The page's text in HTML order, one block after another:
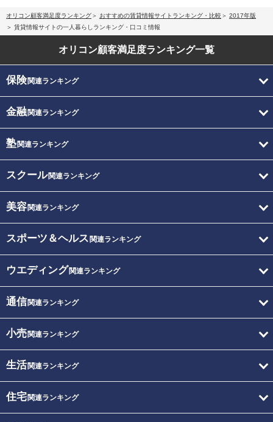
オリコン顧客満足度ランキング おすすめの賃貸情報サイトランキング・比較
2017年版
賃貸情報サイトの一人暮らしランキング・口コミ情報
オリコン顧客満足度ランキング一覧
保険関連ランキング
金融関連ランキング
塾関連ランキング
スクール関連ランキング
美容関連ランキング
スポーツ＆ヘルス 関連ランキング
ウエディング関連ランキング
通信関連ランキング
小売関連ランキング
生活関連ランキング
住宅関連ランキング